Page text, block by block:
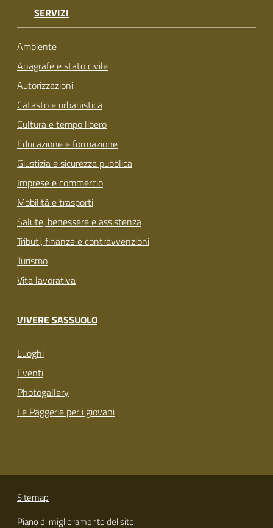
SERVIZI
Ambiente
Anagrafe e stato civile
Autorizzazioni
Catasto e urbanistica
Cultura e tempo libero
Educazione e formazione
Giustizia e sicurezza pubblica
Imprese e commercio
Mobilità e trasporti
Salute, benessere e assistenza
Tributi, finanze e contravvenzioni
Turismo
Vita lavorativa
VIVERE SASSUOLO
Luoghi
Eventi
Photogallery
Le Paggerie per i giovani
Sitemap
Piano di miglioramento del sito